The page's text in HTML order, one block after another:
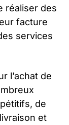
réaliser des
facture
services
l’achat de
de
et